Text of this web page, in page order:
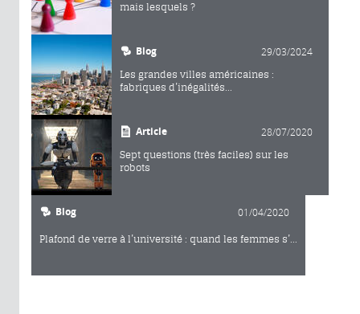
mais lesquels ?
Blog 29/03/2024
Les grandes villes américaines :
fabriques d’inégalités...
Article 28/07/2020
Sept questions (très faciles) sur les
robots
Blog 01/04/2020
Plafond de verre à l’université : quand les femmes s’...